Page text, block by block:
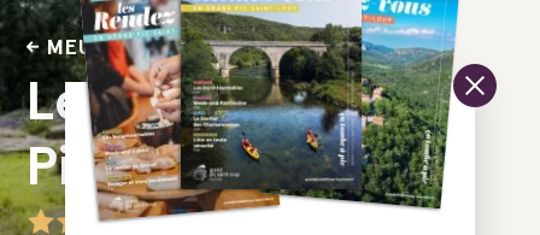
MEUBLÉS & GÎTES
Le coeur du
Pic